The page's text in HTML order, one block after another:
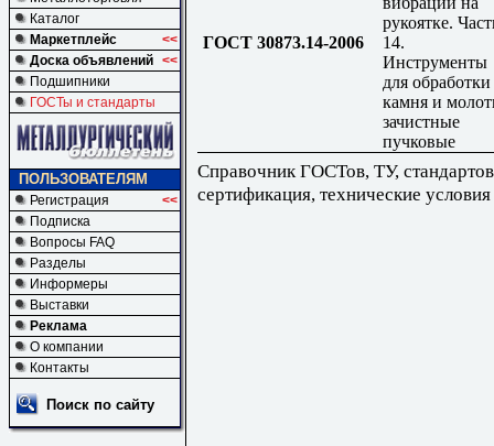
Каталог
Маркетплейс
<<
Доска объявлений <<
Подшипники
ГОСТы и стандарты
ПОЛЬЗОВАТЕЛЯМ
Регистрация
<<
Подписка
Вопросы FAQ
Разделы
Информеры
Выставки
Реклама
О компании
Контакты
Поиск по сайту
ГОСТ 30873.14-2006
рукоятке.
14.
Инструменты
для обработки
камня и
зачистные
пучковые
Справочник ГОСТов, ТУ,
сертификация, технические условия